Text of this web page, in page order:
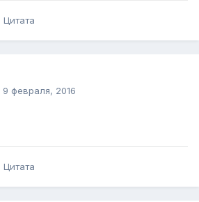
Цитата
9 февраля, 2016
Цитата